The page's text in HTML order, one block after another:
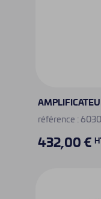
référence : 6030
432,00 €